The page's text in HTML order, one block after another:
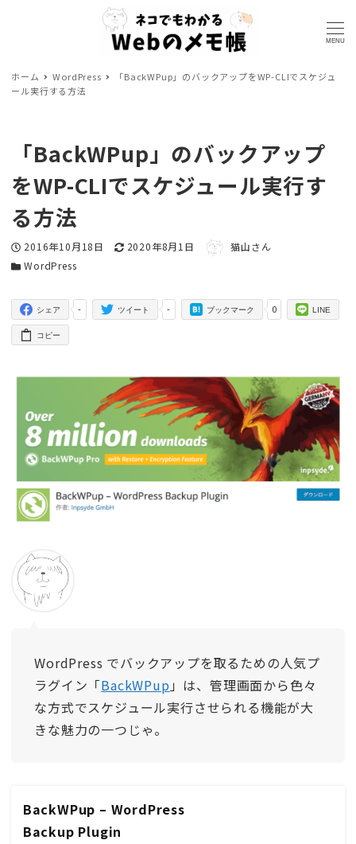
MENU
ホーム WordPress
「BackWPup」のバックアップをWP-CLIでスケジュ
ール実行する方法
「BackWPup」のバックアップ
をWP-CLIでスケジュール実行す
る方法
投稿日
2016年10月18日 更新日
2020年8月1日 著者 猫山さん
カテゴリー
WordPress
-
シェア -
ツイート 0
ブックマーク LINE
コピー
WordPress でバックアップを取るための人気プ
ラグイン「BackWPup 」は、管理画面から色々
な方式でスケジュール実行させられる機能が大
きな魅力の一つじゃ。
BackWPup – WordPress
Backup Plugin